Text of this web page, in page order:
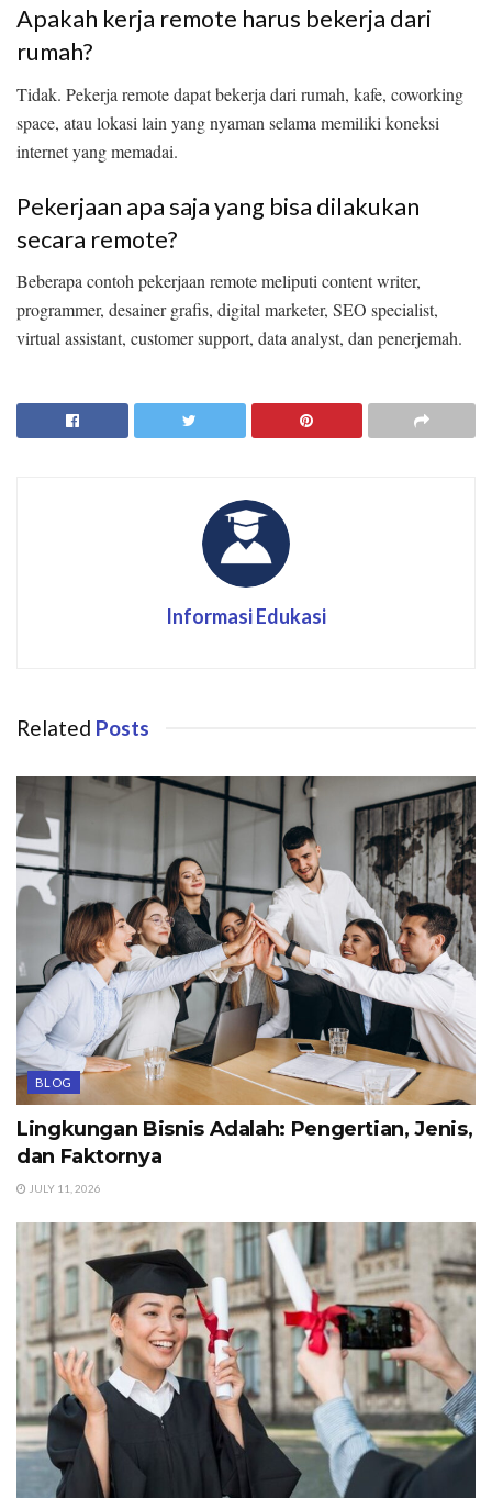
Apakah kerja remote harus bekerja dari
rumah?
Tidak. Pekerja remote dapat bekerja dari rumah, kafe, coworking
space, atau lokasi lain yang nyaman selama memiliki koneksi
internet yang memadai.
Pekerjaan apa saja yang bisa dilakukan
secara remote?
Beberapa contoh pekerjaan remote meliputi content writer,
programmer, desainer grafis, digital marketer, SEO specialist,
virtual assistant, customer support, data analyst, dan penerjemah.
Informasi Edukasi
Related Posts
BLOG
Lingkungan Bisnis Adalah: Pengertian, Jenis,
dan Faktornya
JULY 11, 2026